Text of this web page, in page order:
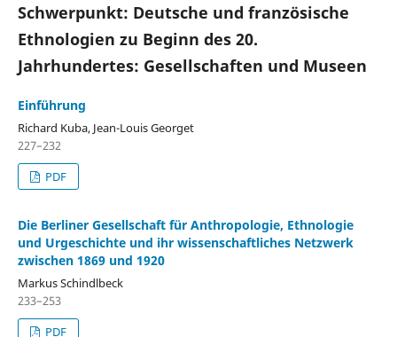
Schwerpunkt: Deutsche und französische
Ethnologien zu Beginn des 20.
Jahrhundertes: Gesellschaften und Museen
Einführung
Richard Kuba, Jean-Louis Georget
227–232
PDF
Die Berliner Gesellschaft für Anthropologie, Ethnologie
und Urgeschichte und ihr wissenschaftliches Netzwerk
zwischen 1869 und 1920
Markus Schindlbeck
233–253
PDF